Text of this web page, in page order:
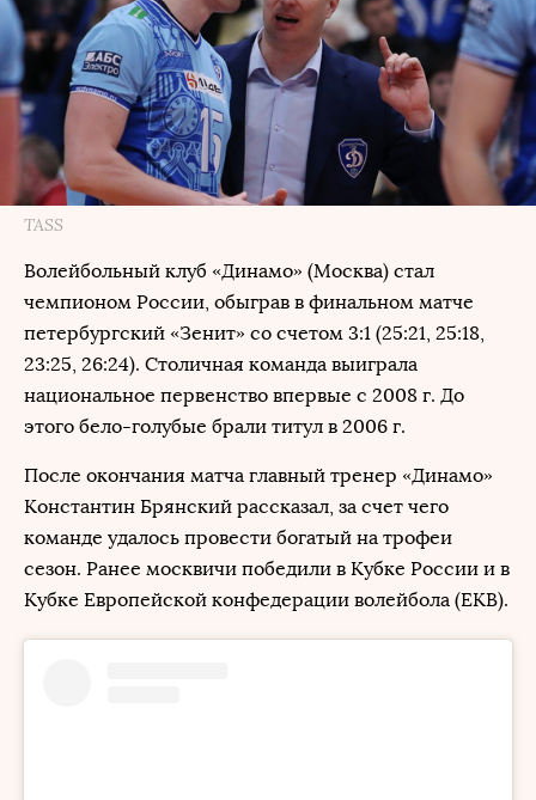
TASS
Волейбольный клуб «Динамо» (Москва) стал
чемпионом России, обыграв в финальном матче
петербургский «Зенит» со счетом 3:1 (25:21, 25:18,
23:25, 26:24). Столичная команда выиграла
национальное первенство впервые с 2008 г. До
этого бело-голубые брали титул в 2006 г.
После окончания матча главный тренер «Динамо»
Константин Брянский рассказал, за счет чего
команде удалось провести богатый на трофеи
сезон. Ранее москвичи победили в Кубке России и в
Кубке Европейской конфедерации волейбола (ЕКВ).